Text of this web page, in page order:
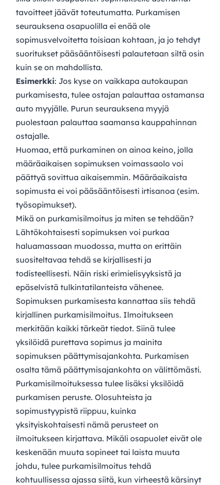
tavoitteet jäävät toteutumatta. Purkamisen
seurauksena osapuolilla ei enää ole
sopimusvelvoitetta toisiaan kohtaan, ja jo tehdyt
suoritukset pääsääntöisesti palautetaan siltä osin
kuin se on mahdollista.
Esimerkki: Jos kyse on vaikkapa autokaupan
purkamisesta, tulee ostajan palauttaa ostamansa
auto myyjälle. Purun seurauksena myyjä
puolestaan palauttaa saamansa kauppahinnan
ostajalle.
Huomaa, että purkaminen on ainoa keino, jolla
määräaikaisen sopimuksen voimassaolo voi
päättyä sovittua aikaisemmin. Määräaikaista
sopimusta ei voi pääsääntöisesti irtisanoa (esim.
työsopimukset).
Mikä on purkamisilmoitus ja miten se tehdään?
Lähtökohtaisesti sopimuksen voi purkaa
haluamassaan muodossa, mutta on erittäin
suositeltavaa tehdä se kirjallisesti ja
todisteellisesti. Näin riski erimielisyyksistä ja
epäselvistä tulkintatilanteista vähenee.
Sopimuksen purkamisesta kannattaa siis tehdä
kirjallinen purkamisilmoitus. Ilmoitukseen
merkitään kaikki tärkeät tiedot. Siinä tulee
yksilöidä purettava sopimus ja mainita
sopimuksen päättymisajankohta. Purkamisen
osalta tämä päättymisajankohta on välittömästi.
Purkamisilmoituksessa tulee lisäksi yksilöidä
purkamisen peruste. Olosuhteista ja
sopimustyypistä riippuu, kuinka
yksityiskohtaisesti nämä perusteet on
ilmoitukseen kirjattava. Mikäli osapuolet eivät ole
keskenään muuta sopineet tai laista muuta
johdu, tulee purkamisilmoitus tehdä
kohtuullisessa ajassa siitä, kun virheestä kärsinyt